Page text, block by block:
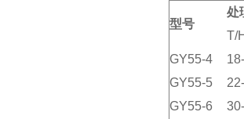
型号
处
T/
GY55-4
GY55-5
GY55-6